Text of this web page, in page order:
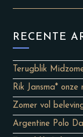
RECENTE
Terugblik
Rik Jansma* onze
Zomer vol
Argentine Polo